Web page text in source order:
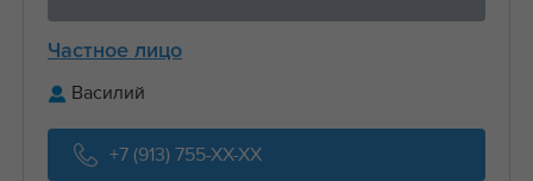
Частное лицо
Василий
+7 (913) 755-XX-XX